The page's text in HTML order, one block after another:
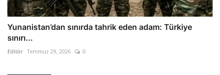
Yunanistan’dan sınırda tahrik eden adam: Türkiye
sınırı...
Editör Temmuz 29, 2026 0